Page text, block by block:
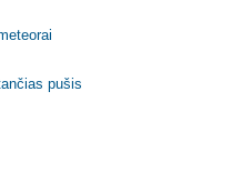
pušis